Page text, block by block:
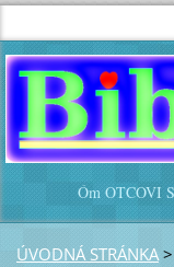
Óm OTCOVI
ÚVODNÁ STRÁNKA >